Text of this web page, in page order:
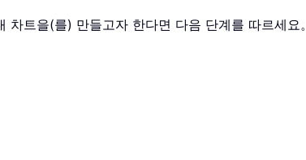
트을(를) 만들고자 한다면 다음 단계를 따르세요。